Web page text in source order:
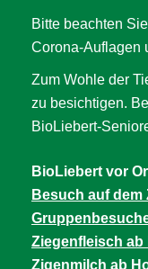
Bitte beachten
Corona-Auflagen
Zum Wohle der
zu besichtigen.
BioLiebert-
BioLiebert vor
Besuch auf dem
Ziegenfleisch ab
Zigenmilch ab